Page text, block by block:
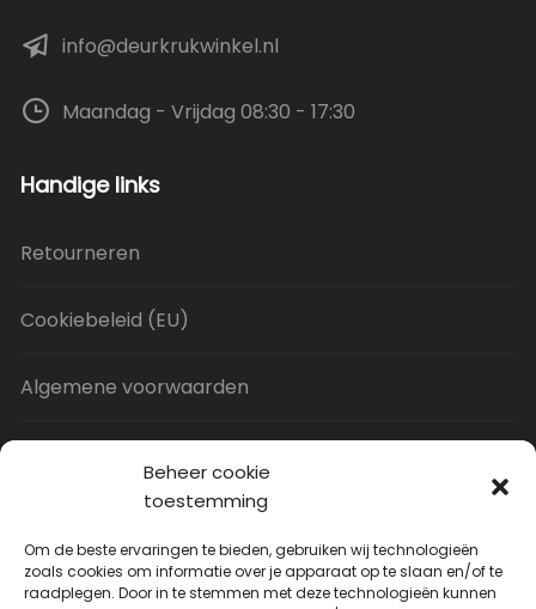
Beheer cookie
toestemming
Om de beste ervaringen te bieden, gebruiken wij technologieën
zoals cookies om informatie over je apparaat op te slaan en/of te
raadplegen. Door in te stemmen met deze technologieën kunnen
info@deurkrukwinkel.nl
Maandag - Vrijdag 08:30 - 17:30
Handige links
Retourneren
Cookiebeleid (EU)
Algemene voorwaarden
Uitverkoop